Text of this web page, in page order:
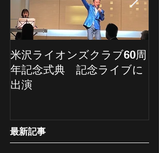
最新記事
米沢ライオンズクラブ60周
年記念式典 記念ライブに
出演